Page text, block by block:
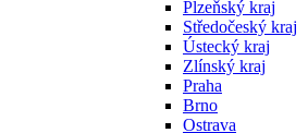
Plzeňský kraj
Středočeský kraj
Ústecký kraj
Zlínský kraj
Praha
Brno
Ostrava